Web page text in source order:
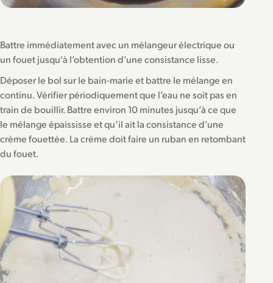
Battre immédiatement avec un mélangeur électrique ou
un fouet jusqu'à l’obtention d’une consistance lisse.
Déposer le bol sur le bain-marie et battre le mélange en
continu. Vérifier périodiquement que l’eau ne soit pas en
train de bouillir. Battre environ 10 minutes jusqu’à ce que
le mélange épaississe et qu’il ait la consistance d’une
crème fouettée. La crème doit faire un ruban en retombant
du fouet.